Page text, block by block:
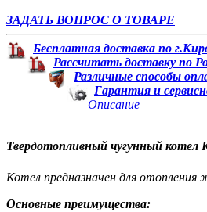
ЗАДАТЬ ВОПРОС О ТОВАРЕ
Бесплатная доставка по
Рассчитать доставку по
Различные способы
Гарантия и
Описание
Твердотопливный чугунный котел
Котел предназначен для отопления
Основные преимущества: